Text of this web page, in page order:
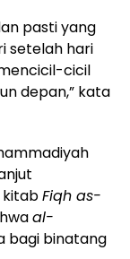
pasti yang
setelah hari
cicil
depan,” kata
kitabFiqh as-
al-
bagi binatang